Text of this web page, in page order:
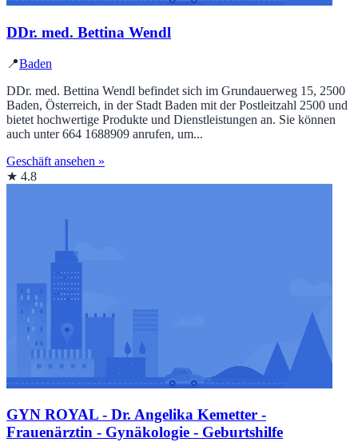
DDr. med. Bettina Wendl
📍Baden
DDr. med. Bettina Wendl befindet sich im Grundauerweg 15, 2500
Baden, Österreich, in der Stadt Baden mit der Postleitzahl 2500 und
bietet hochwertige Produkte und Dienstleistungen an. Sie können
auch unter 664 1688909 anrufen, um...
Geschäft ansehen »
★ 4.8
GYN ROYAL - Dr. Angelika Kemetter -
Frauenärztin - Gynäkologie - Geburtshilfe